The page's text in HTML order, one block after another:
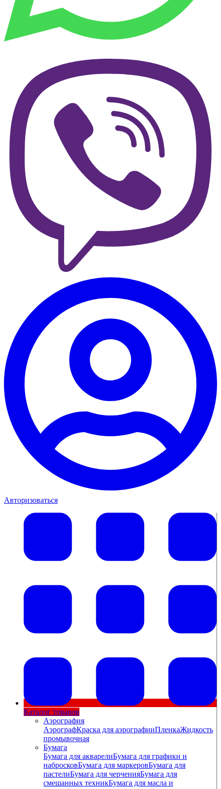
Авторизоваться
Каталог товаров
Аэрография
АэрографКраска для аэрографииПленкаЖидкость
промывочная
Бумага
Бумага для акварелиБумага для графики и
набросковБумага для маркеровБумага для
пастелиБумага для черченияБумага для
смешанных техникБумага для масла и